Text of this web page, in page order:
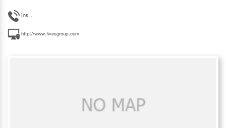
โทร. .
http://www.fivesgroup.com